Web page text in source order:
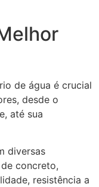
de água é crucial
desde o
até sua
diversas
concreto,
resistência a